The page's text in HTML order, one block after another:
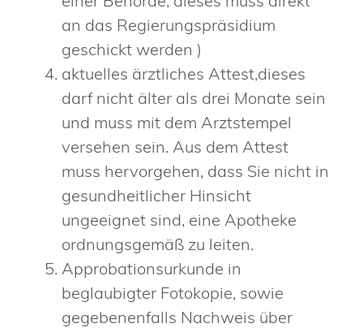
an das Regierungspräsidium
geschickt werden )
aktuelles ärztliches Attest,dieses
darf nicht älter als drei Monate sein
und muss mit dem Arztstempel
versehen sein. Aus dem Attest
muss hervorgehen, dass Sie nicht in
gesundheitlicher Hinsicht
ungeeignet sind, eine Apotheke
ordnungsgemäß zu leiten.
Approbationsurkunde in
beglaubigter Fotokopie, sowie
gegebenenfalls Nachweis über